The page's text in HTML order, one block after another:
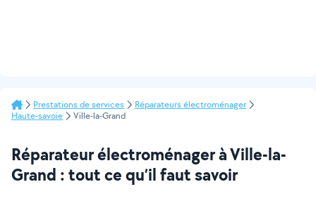
Prestations de services
Réparateurs électroménager
Haute-savoie
Ville-la-Grand
Réparateur électroménager à Ville-la-
Grand : tout ce qu’il faut savoir